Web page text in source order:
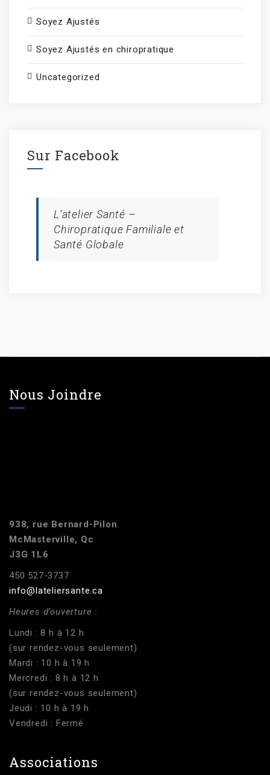
Soyez Ajustés
Soyez Ajustés en chiropratique
Uncategorized
Sur Facebook
L’atelier Santé –
Chiropratique Familiale et
Santé Globale
Nous Joindre
938, rue Bernard-Pilon
McMasterville, Qc
J3G 1L6
450 527-3737
info@lateliersante.ca
Heures d’ouverture :
Lundi : 8 h à 12 h
(sur rendez-vous seulement)
Mardi : 10 h à 19 h
Mercredi : 8 h à 12 h
(sur rendez-vous seulement)
Jeudi : 10 h à 19 h
Vendredi : Fermé
Associations